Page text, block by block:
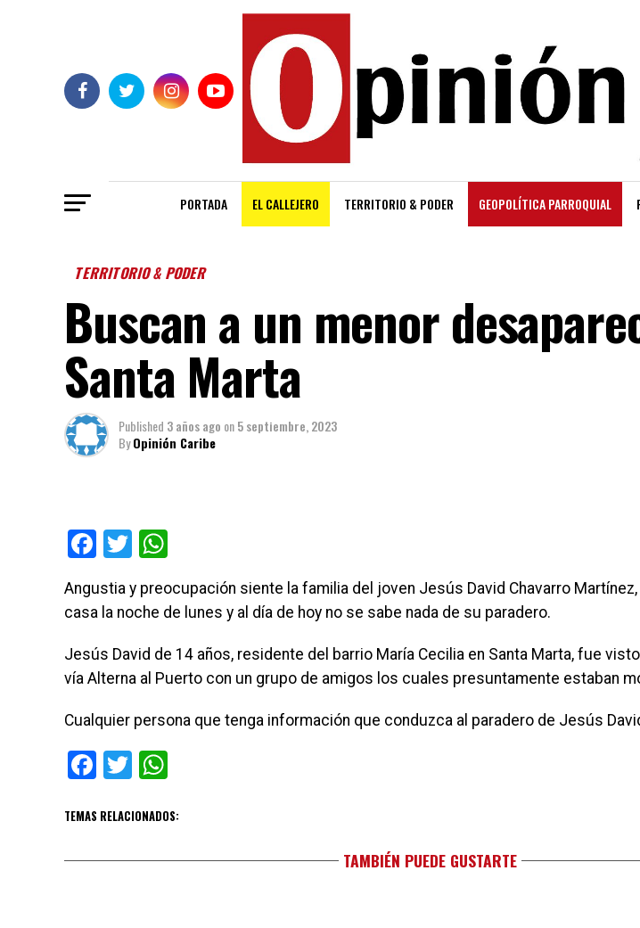
PORTADA EL CALLEJERO TERRITORIO & PODER GEOPOLÍTICA PARROQUIAL
TERRITORIO & PODER
Buscan a un menor
Santa Marta
Published 3 años ago on5 septiembre, 2023
ByOpinión Caribe
Facebook
Twitter
Angustia y preocupación siente la familia del joven Jesús David Chavarro
casa la noche de lunes y al día de hoy no se sabe nada de su paradero.
Jesús David de 14 años, residente del barrio María Cecilia en Santa Marta, fue
vía Alterna al Puerto con un grupo de amigos los cuales presuntamente estaban
Cualquier persona que tenga información que conduzca al paradero de Jesús
Facebook
Twitter
TEMAS RELACIONADOS:
TAMBIÉN PUEDE GUSTARTE